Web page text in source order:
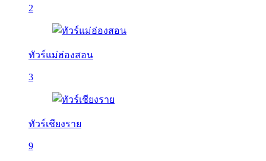
2
ทัวร์แม่ฮ่องสอน
3
ทัวร์เชียงราย
9